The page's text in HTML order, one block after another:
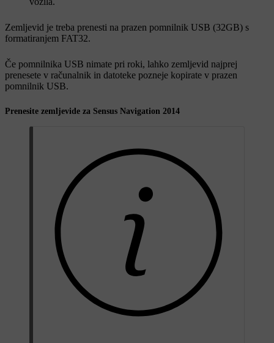
Zemljevid je treba prenesti na prazen pomnilnik USB (32GB) s
formatiranjem FAT32.
Če pomnilnika USB nimate pri roki, lahko zemljevid najprej
prenesete v računalnik in datoteke pozneje kopirate v prazen
pomnilnik USB.
Prenesite zemljevide za Sensus Navigation 2014